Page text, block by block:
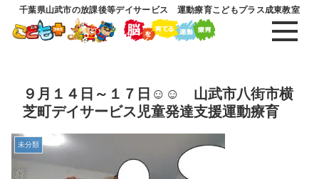
千葉県山武市の放課後等デイサービス 運動療育こどもプラス成東教室
９月１４日～１７日☺☺ 山武市八街市横
芝町デイサービス児童発達支援運動療育
未分類